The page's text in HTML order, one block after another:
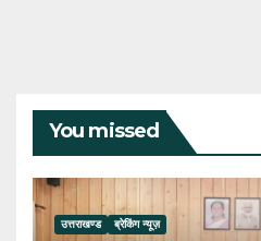
You missed
उत्तराखण्ड ब्रेकिंग न्यूज़